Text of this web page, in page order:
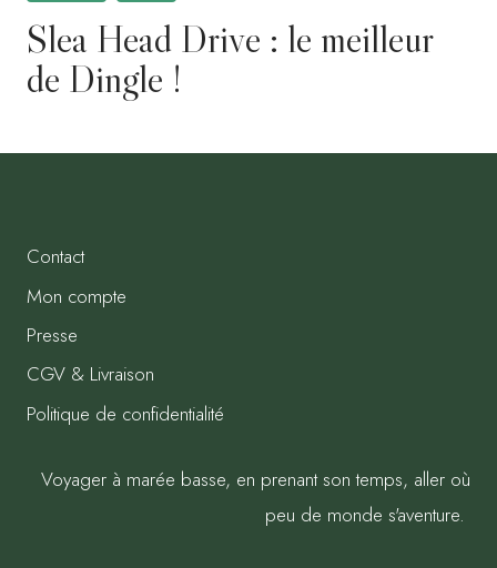
Slea Head Drive : le meilleur
de Dingle !
Contact
Mon compte
Presse
CGV & Livraison
Politique de confidentialité
Voyager à marée basse, en prenant son temps, aller où
peu de monde s'aventure.